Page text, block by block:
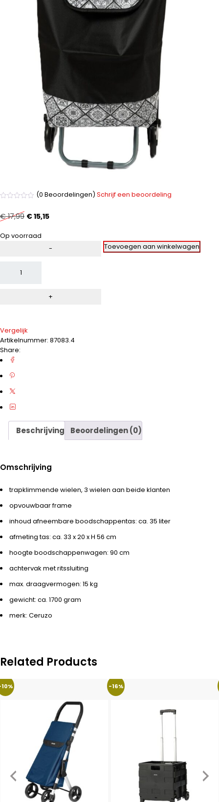
uit
(0 Beoordelingen)Schrijf een beoordeling
€17,99 €15,15
Op voorraad
Toevoegen aan winkelwagen
Vergelijk
Artikelnummer: 87083.4
Share:
Beschrijving Beoordelingen (0)
Omschrijving
trapklimmende wielen, 3 wielen aan beide klanten
opvouwbaar frame
inhoud afneembare boodschappentas: ca. 35 liter
afmeting tas: ca. 33 x 20 x H 56 cm
hoogte boodschappenwagen: 90 cm
achtervak met ritssluiting
max. draagvermogen: 15 kg
gewicht: ca. 1700 gram
merk: Ceruzo
Related Products
-16%